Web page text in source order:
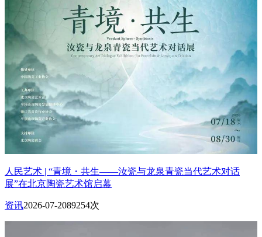
人民艺术 | “青境・共生——汝瓷与龙泉青瓷当代艺术对话
展”在北京陶瓷艺术馆启幕
资讯2026-07-2089254次